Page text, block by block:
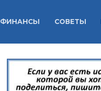
ФИНАНСЫ СОВЕТЫ